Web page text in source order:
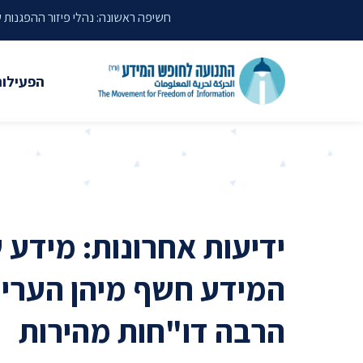
חשיפה ראשונה: נהלי פיזור
משפטי
קשרי
חדשות
הרצאות
ידיעות אחרונות:
המידע חשף מיהן
הרבה דו"חות מהירות